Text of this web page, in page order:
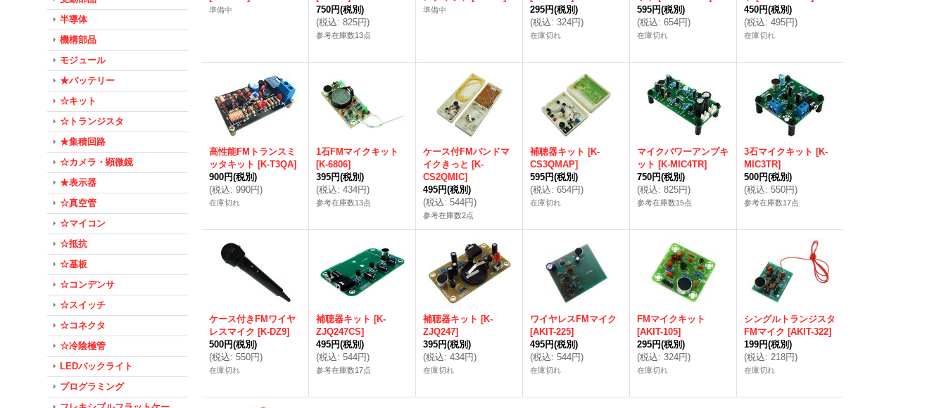
半導体
機構部品
モジュール
★バッテリー
☆キット
☆トランジスタ
★集積回路
☆カメラ・顕微鏡
★表示器
☆真空管
☆マイコン
☆抵抗
☆基板
☆コンデンサ
☆スイッチ
☆コネクタ
☆冷陰極管
LEDバックライト
プログラミング
準備中
750円(税別)
(税込: 825円)
参考在庫数13点
準備中
295円(税別)
(税込: 324円)
在庫切れ
595円(税別)
(税込: 654円)
在庫切れ
450円(税別)
(税込: 495円)
在庫切れ
高性能FMトランスミ
ッタキット [K-T3QA]
900円(税別)
(税込: 990円)
在庫切れ
1石FMマイクキット
[K-6806]
395円(税別)
(税込: 434円)
参考在庫数13点
ケース付FMバンドマ
イクきっと [K-
CS2QMIC]
495円(税別)
(税込: 544円)
参考在庫数2点
補聴器キット [K-
CS3QMAP]
595円(税別)
(税込: 654円)
在庫切れ
マイクパワーアンプキ
ット [K-MIC4TR]
750円(税別)
(税込: 825円)
参考在庫数15点
3石マイクキット [K-
MIC3TR]
500円(税別)
(税込: 550円)
参考在庫数17点
ケース付きFMワイヤ
レスマイク [K-DZ9]
500円(税別)
(税込: 550円)
在庫切れ
補聴器キット [K-
ZJQ247CS]
495円(税別)
(税込: 544円)
参考在庫数17点
補聴器キット [K-
ZJQ247]
395円(税別)
(税込: 434円)
在庫切れ
ワイヤレスFMマイク
[AKIT-225]
495円(税別)
(税込: 544円)
在庫切れ
FMマイクキット
[AKIT-105]
295円(税別)
(税込: 324円)
在庫切れ
シングルトランジスタ
FMマイク [AKIT-322]
199円(税別)
(税込: 218円)
在庫切れ